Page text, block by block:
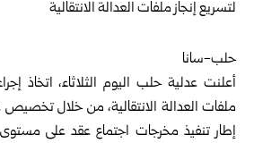
حلب-سانا
أعلنت عدليةحلباليوم الثلاثاء، اتخاذ
ملفات العدالة الانتقالية، من خلال
إطار تنفيذ مخرجات اجتماع عقد على